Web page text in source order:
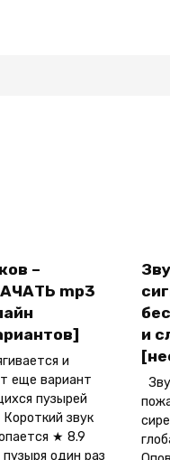
–
mp3
и
еще вариант
пузырей
звук
★ 8.9
один раз
и